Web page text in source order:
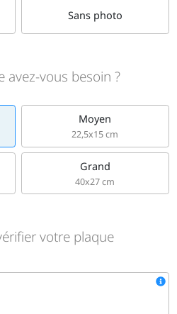
Sans photo
avez-vous besoin ?
Moyen
22,5x15 cm
Grand
40x27 cm
votre plaque